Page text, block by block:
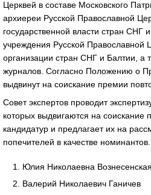
Церквей в составе Московского
архиереи Русской Православной
государственной власти стран СНГ
учреждения Русской Православной
организации стран СНГ и Балтии, а
журналов. Согласно Положению о
выдвинут на соискание премии
Совет экспертов проводит
которых выдвигаются на соискание
кандидатур и предлагает их на
попечителей в качестве
Юлия Николаевна Вознесенская
Валерий Николаевич Ганичев